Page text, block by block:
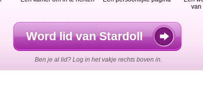
van
Word lid van Stardoll
Ben je al lid? Log in het vakje rechts boven in.